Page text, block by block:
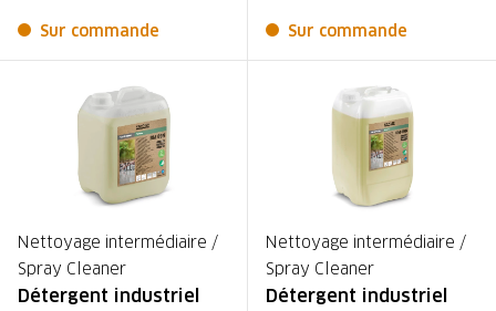
Sur commande Sur commande
Nettoyage intermédiaire /
Spray Cleaner
Détergent industriel
Nettoyage intermédiaire /
Spray Cleaner
Détergent industriel